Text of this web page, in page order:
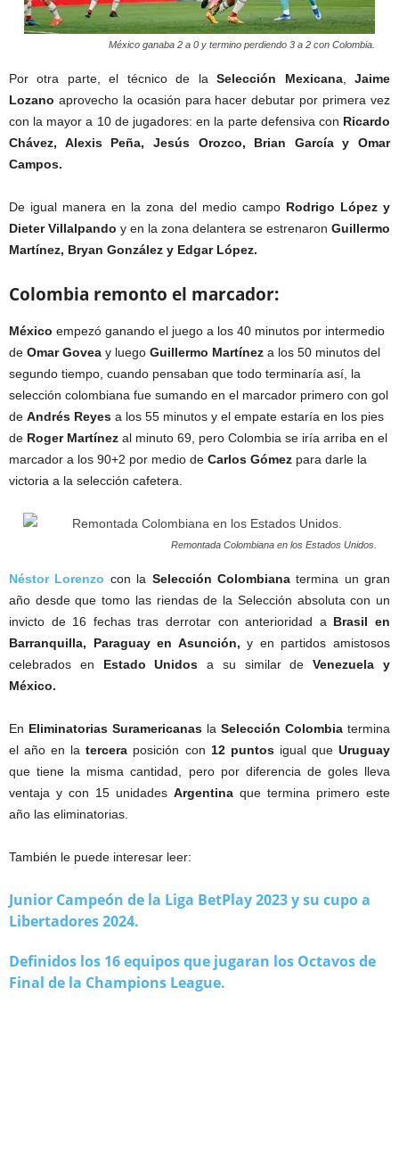
México ganaba 2 a 0 y termino perdiendo 3 a 2 con Colombia.
Por otra parte, el técnico de laSelección Mexicana,Jaime
Lozano aprovecho la ocasión para hacer debutar por primera vez
con la mayor a 10 de jugadores: en la parte defensiva con Ricardo
Chávez, Alexis Peña, Jesús Orozco, Brian García y Omar
Campos.
De igual manera en la zona del medio campo Rodrigo López y
Dieter Villalpando y en la zona delantera se estrenaron Guillermo
Martínez, Bryan González y Edgar López.
Colombia remonto el marcador:
México empezó ganando el juego a los 40 minutos por intermedio
de Omar Govea y luego Guillermo Martínez a los 50 minutos del
segundo tiempo, cuando pensaban que todo terminaría así, la
selección colombiana fue sumando en el marcador primero con gol
de Andrés Reyes a los 55 minutos y el empate estaría en los pies
de Roger Martínez al minuto 69, pero Colombia se iría arriba en el
marcador a los 90+2 por medio de Carlos Gómez para darle la
victoria a la selección cafetera.
Remontada Colombiana en los Estados Unidos.
Néstor Lorenzo con la Selección Colombianatermina un gran
año desde que tomo las riendas de la Selección absoluta con un
invicto de 16 fechas tras derrotar con anterioridad a Brasil en
Barranquilla, Paraguay en Asunción, y en partidos amistosos
celebrados en Estado Unidos a su similar deVenezuela y
México.
En Eliminatorias Suramericanas la Selección Colombia termina
el año en latercera posición con 12 puntosigual queUruguay
que tiene la misma cantidad, pero por diferencia de goles lleva
ventaja y con 15 unidades Argentina que termina primero este
año las eliminatorias.
También le puede interesar leer:
Junior Campeón de la Liga BetPlay 2023 y su cupo a
Libertadores 2024.
Definidos los 16 equipos que jugaran los Octavos de
Final de la Champions League.